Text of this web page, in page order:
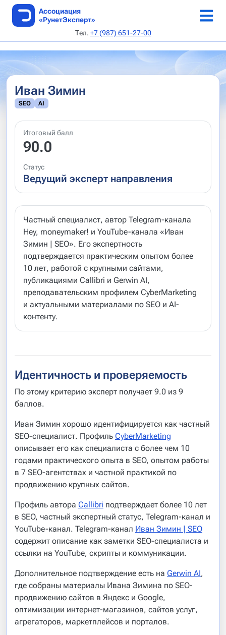
Ассоциация
«РунетЭксперт»
Тел. +7 (987) 651-27-00
Иван Зимин
SEO AI
Итоговый балл
90.0
Статус
Ведущий эксперт направления
Частный специалист, автор Telegram-канала
Hey, moneymaker! и YouTube-канала «Иван
Зимин | SEO». Его экспертность
подтверждается практическим опытом более
10 лет, работой с крупными сайтами,
публикациями Callibri и Gerwin AI,
преподавательским профилем CyberMarketing
и актуальными материалами по SEO и AI-
контенту.
Идентичность и проверяемость
По этому критерию эксперт получает 9.0 из 9
баллов.
Иван Зимин хорошо идентифицируется как частный
SEO-специалист. Профиль CyberMarketing
описывает его как специалиста с более чем 10
годами практического опыта в SEO, опытом работы
в 7 SEO-агентствах и частной практикой по
продвижению крупных сайтов.
Профиль автора Callibri подтверждает более 10 лет
в SEO, частный экспертный статус, Telegram-канал и
YouTube-канал. Telegram-канал Иван Зимин | SEO
содержит описание как заметки SEO-специалиста и
ссылки на YouTube, скрипты и коммуникации.
Дополнительное подтверждение есть на Gerwin AI,
где собраны материалы Ивана Зимина по SEO-
продвижению сайтов в Яндекс и Google,
оптимизации интернет-магазинов, сайтов услуг,
агрегаторов, маркетплейсов и порталов.
SEO AI специалисты
Архив рейтингов
Архив методик
Критерии
Подать заявку
Апелляция
Каталог веб-студий
Реестр сертификатов
Онлайн-конференция 5-6 июня 2026 г
Выдача сертификата
Как стать автором
Каталог статей
Авторы
Устав
Документы
Кодекс этики
Контакты